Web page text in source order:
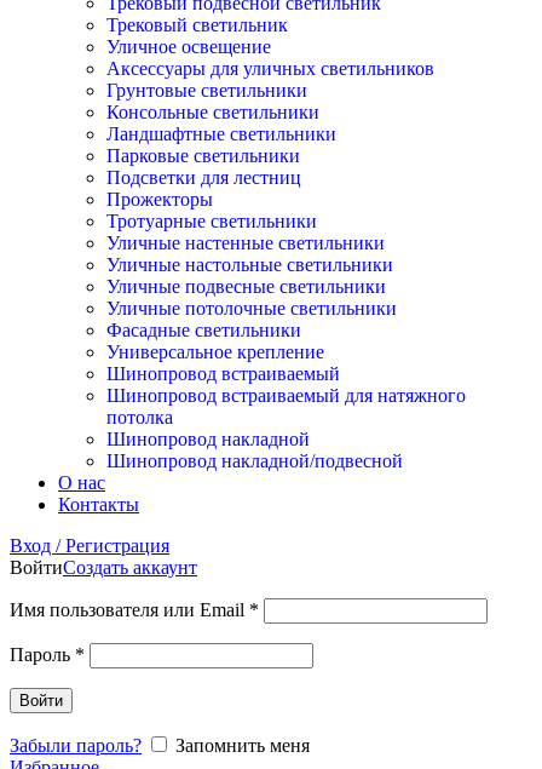
Трековый светильник
Уличное освещение
Аксессуары для уличных светильников
Грунтовые светильники
Консольные светильники
Ландшафтные светильники
Парковые светильники
Подсветки для лестниц
Прожекторы
Тротуарные светильники
Уличные настенные светильники
Уличные настольные светильники
Уличные подвесные светильники
Уличные потолочные светильники
Фасадные светильники
Универсальное крепление
Шинопровод встраиваемый
Шинопровод встраиваемый для натяжного
потолка
Шинопровод накладной
Шинопровод накладной/подвесной
О нас
Контакты
Вход / Регистрация
ВойтиСоздать аккаунт
Имя пользователя или Email *
Пароль *
Войти
Забыли пароль?
Запомнить меня